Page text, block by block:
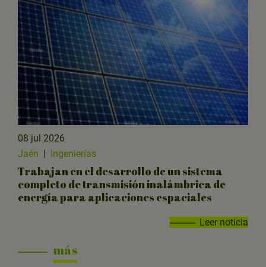
08 jul 2026
Jaén | Ingenierías
Trabajan en el desarrollo de un sistema
completo de transmisión inalámbrica de
energía para aplicaciones espaciales
Leer noticia
más